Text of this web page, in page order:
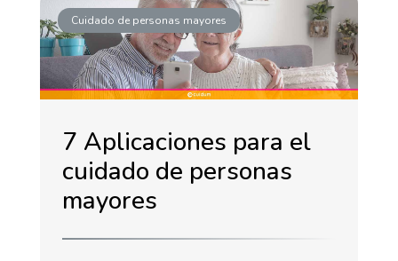
Cuidado de personas mayores
7 Aplicaciones para el
cuidado de personas
mayores